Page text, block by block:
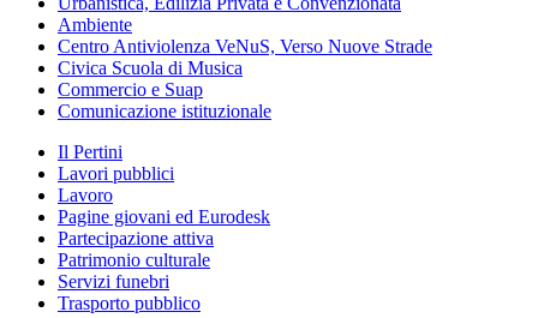
Ambiente
Centro Antiviolenza VeNuS, Verso Nuove Strade
Civica Scuola di Musica
Commercio e Suap
Comunicazione istituzionale
Il Pertini
Lavori pubblici
Lavoro
Pagine giovani ed Eurodesk
Partecipazione attiva
Patrimonio culturale
Servizi funebri
Trasporto pubblico